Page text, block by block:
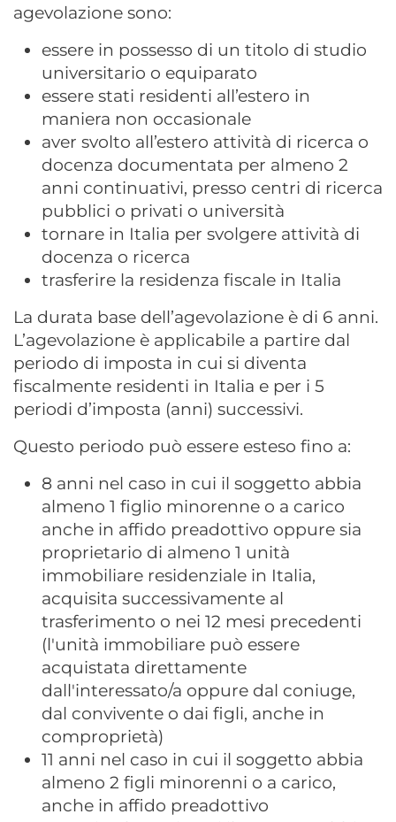
agevolazione sono:
essere in possesso di un titolo di studio
universitario o equiparato
essere stati residenti all’estero in
maniera non occasionale
aver svolto all’estero attività di ricerca o
docenza documentata per almeno 2
anni continuativi, presso centri di ricerca
pubblici o privati o università
tornare in Italia per svolgere attività di
docenza o ricerca
trasferire la residenza fiscale in Italia
La durata base dell’agevolazione è di 6 anni.
L’agevolazione è applicabile a partire dal
periodo di imposta in cui si diventa
fiscalmente residenti in Italia e per i 5
periodi d’imposta (anni) successivi.
Questo periodo può essere esteso fino a:
8 anni nel caso in cui il soggetto abbia
almeno 1 figlio minorenne o a carico
anche in affido preadottivo oppure sia
proprietario di almeno 1 unità
immobiliare residenziale in Italia,
acquisita successivamente al
trasferimento o nei 12 mesi precedenti
(l'unità immobiliare può essere
acquistata direttamente
dall'interessato/a oppure dal coniuge,
dal convivente o dai figli, anche in
comproprietà)
11 anni nel caso in cui il soggetto abbia
almeno 2 figli minorenni o a carico,
anche in affido preadottivo